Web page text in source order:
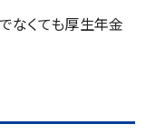
なくても厚生年金